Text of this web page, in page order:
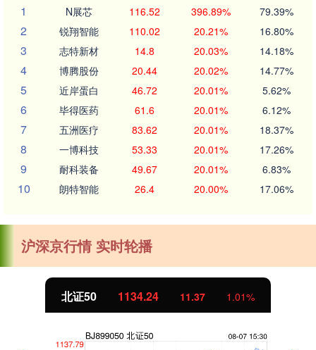
1
N展芯 116.52 396.89% 79.39%
2 锐翔智能 110.02 20.21% 16.80%
3 志特新材 14.8 20.03% 14.18%
4 博腾股份 20.44 20.02% 14.77%
5 近岸蛋白 46.72 20.01% 5.62%
6 毕得医药 61.6 20.01% 6.12%
7 五洲医疗 83.62 20.01% 18.37%
8 一博科技 53.33 20.01% 17.26%
9 耐科装备 49.67 20.01% 6.83%
10 朗特智能 26.4 20.00% 17.06%
沪深京行情 实时轮播
北证50 1134.24 11.37 1.01%